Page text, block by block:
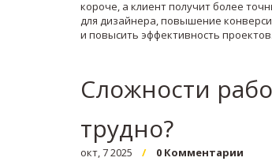
короче, а клиент получит более
для дизайнера, повышение
и повысить эффективность проектов.
Сложности
трудно?
окт, 7 2025 0 Комментарии